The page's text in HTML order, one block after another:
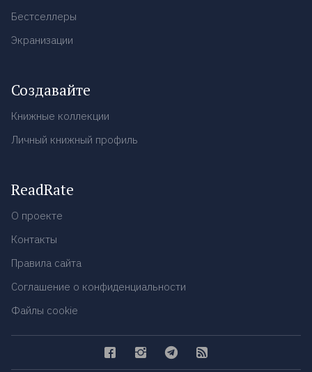
Бестселлеры
Экранизации
Создавайте
Книжные коллекции
Личный книжный профиль
ReadRate
О проекте
Контакты
Правила сайта
Соглашение о конфиденциальности
Файлы cookie